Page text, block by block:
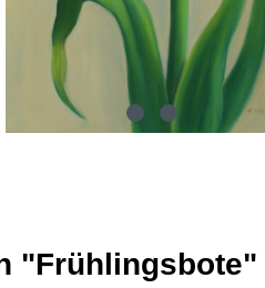
"Frühlingsbote"